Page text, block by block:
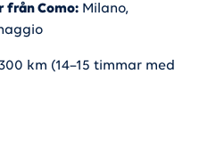
från Como: Milano,
km (14–15 timmar med